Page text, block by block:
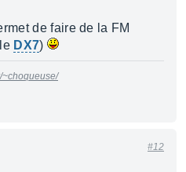
de faire de la FM
DX7)
~choqueuse/
#12